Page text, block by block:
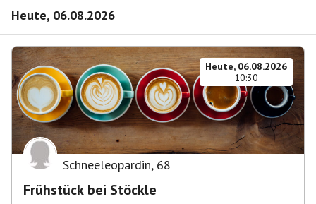
Heute, 06.08.2026
Heute, 06.08.2026
10:30
Schneeleopardin, 68
Frühstück bei Stöckle